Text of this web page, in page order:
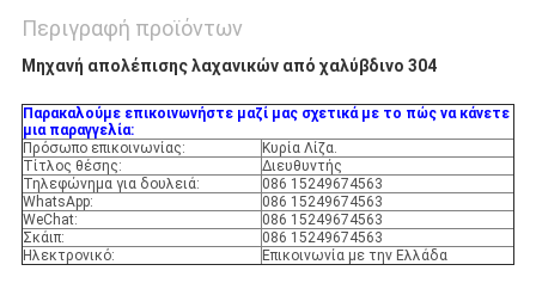
Περιγραφή προϊόντων
Μηχανή απολέπισης λαχανικών από χαλύβδινο 304
Παρακαλούμε επικοινωνήστε μαζί μας σχετικά με το πώς να κάνετε
μια παραγγελία:
Πρόσωπο επικοινωνίας:
Κυρία Λίζα.
Τίτλος θέσης:
Διευθυντής
Τηλεφώνημα για δουλειά:
086 15249674563
WhatsApp:
086 15249674563
WeChat:
086 15249674563
Σκάιπ:
086 15249674563
Ηλεκτρονικό:
Επικοινωνία με την Ελλάδα